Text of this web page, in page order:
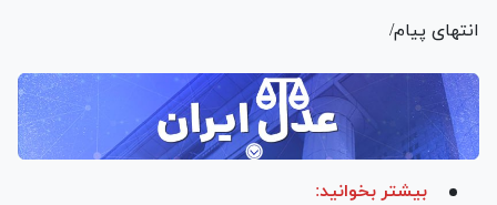
انتهای پیام/
بیشتر بخوانید: